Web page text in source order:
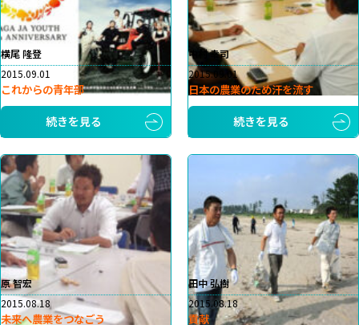
横尾 隆登
2015.09.01
これからの青年部
続きを見る
中村 幸司
2015.09.01
日本の農業のため汗を流す
続きを見る
原 智宏
2015.08.18
未来へ農業をつなごう
田中 弘樹
2015.08.18
貢献